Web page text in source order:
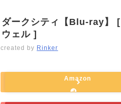
ダークシティ【Blu-ray】
ウェル ]
created by Rinker
Amazon